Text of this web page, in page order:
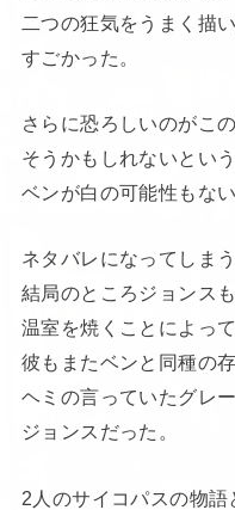
二つの狂気をうまく描
すごかった。
さらに恐ろしいのがこの
そうかもしれないとい
ベンが白の可能性もな
ネタバレになってしまう
結局のところジョンスも
温室を焼くことによって
彼もまたベンと同種の
ヘミの言っていたグレ
ジョンスだった。
2人のサイコパスの物語